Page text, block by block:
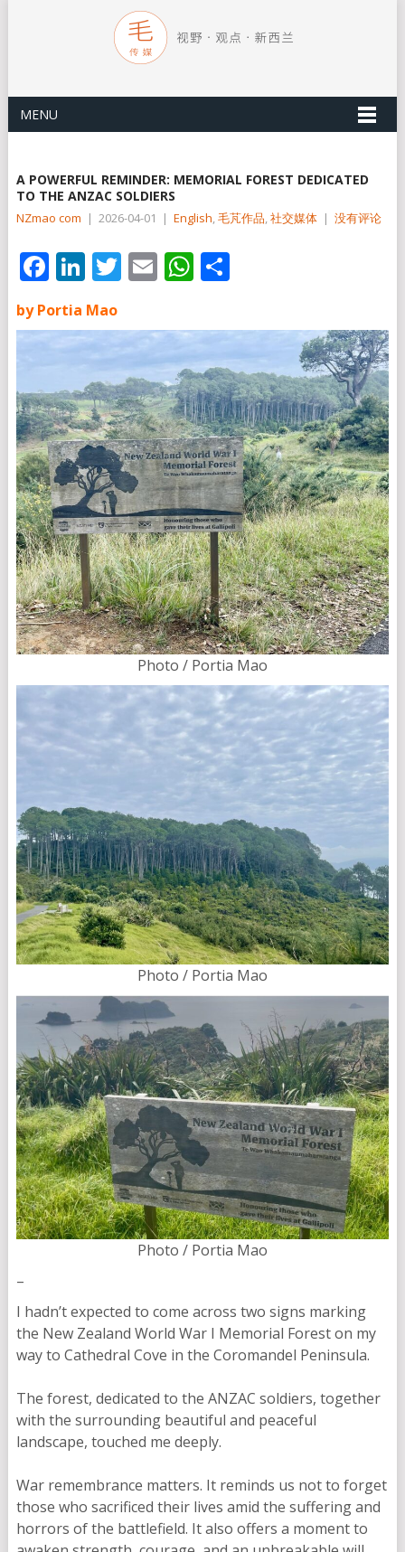
MENU
A POWERFUL REMINDER: MEMORIAL FOREST DEDICATED
TO THE ANZAC SOLDIERS
NZmao com | 2026-04-01 | English,毛芃作品,社交媒体 | 没有评论
Facebook
LinkedIn
Twitter
EmailWhatsApp
分
by Portia Mao
Photo / Portia Mao
Photo / Portia Mao
Photo / Portia Mao
–
I hadn’t expected to come across two signs marking
the New Zealand World War I Memorial Forest on my
way to Cathedral Cove in the Coromandel Peninsula.
The forest, dedicated to the ANZAC soldiers, together
with the surrounding beautiful and peaceful
landscape, touched me deeply.
War remembrance matters. It reminds us not to forget
those who sacrificed their lives amid the suffering and
horrors of the battlefield. It also offers a moment to